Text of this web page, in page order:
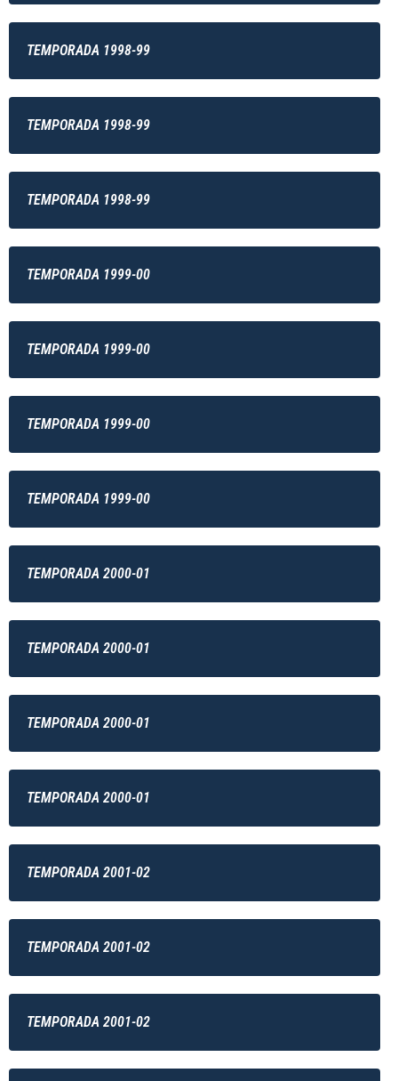
TEMPORADA 1998-99
TEMPORADA 1998-99
TEMPORADA 1998-99
TEMPORADA 1999-00
TEMPORADA 1999-00
TEMPORADA 1999-00
TEMPORADA 1999-00
TEMPORADA 2000-01
TEMPORADA 2000-01
TEMPORADA 2000-01
TEMPORADA 2000-01
TEMPORADA 2001-02
TEMPORADA 2001-02
TEMPORADA 2001-02